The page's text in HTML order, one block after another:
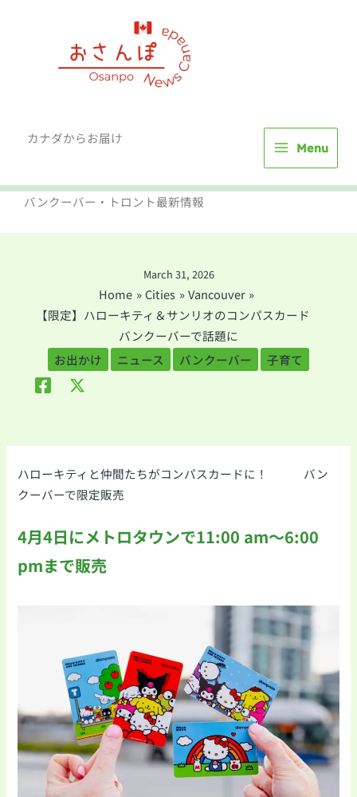
カナダからお届け
Menu
バンクーバー・トロント最新情報
March 31, 2026
Home Cities
Vancouver
【限定】ハローキティ＆サンリオのコンパスカード
バンクーバーで話題に
お出かけ
ニュース バンクーバー 子育て
ハローキティと仲間たちがコンパスカードに！ バン
クーバーで限定販売
4月4日にメトロタウンで11:00 am～6:00
pmまで販売